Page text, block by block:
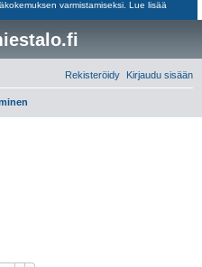
varmistamiseksi. Lue lisää
Kirjaudu sisään
Rekisteröidy